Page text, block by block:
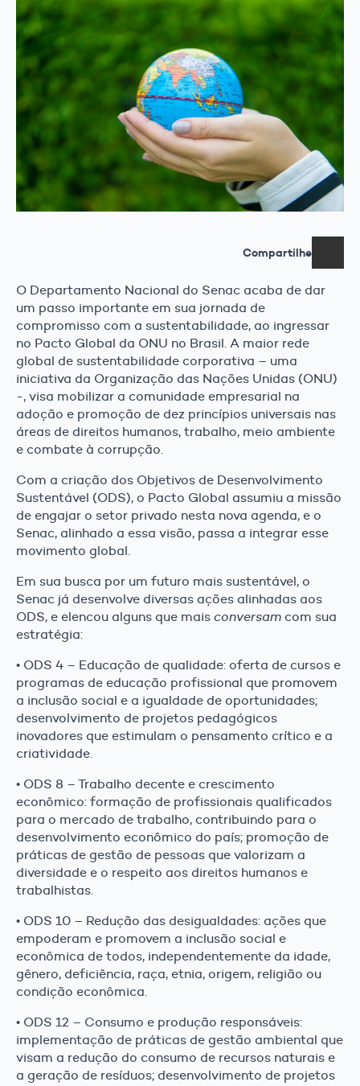
Compartilhe
O Departamento Nacional do Senac acaba de dar
um passo importante em sua jornada de
compromisso com a sustentabilidade, ao ingressar
no Pacto Global da ONU no Brasil. A maior rede
global de sustentabilidade corporativa – uma
iniciativa da Organização das Nações Unidas (ONU)
-, visa mobilizar a comunidade empresarial na
adoção e promoção de dez princípios universais nas
áreas de direitos humanos, trabalho, meio ambiente
e combate à corrupção.
Com a criação dos Objetivos de Desenvolvimento
Sustentável (ODS), o Pacto Global assumiu a missão
de engajar o setor privado nesta nova agenda, e o
Senac, alinhado a essa visão, passa a integrar esse
movimento global.
Em sua busca por um futuro mais sustentável, o
Senac já desenvolve diversas ações alinhadas aos
ODS, e elencou alguns que mais conversam com sua
estratégia:
• ODS 4 – Educação de qualidade: oferta de cursos e
programas de educação profissional que promovem
a inclusão social e a igualdade de oportunidades;
desenvolvimento de projetos pedagógicos
inovadores que estimulam o pensamento crítico e a
criatividade.
• ODS 8 – Trabalho decente e crescimento
econômico: formação de profissionais qualificados
para o mercado de trabalho, contribuindo para o
desenvolvimento econômico do país; promoção de
práticas de gestão de pessoas que valorizam a
diversidade e o respeito aos direitos humanos e
trabalhistas.
• ODS 10 – Redução das desigualdades: ações que
empoderam e promovem a inclusão social e
econômica de todos, independentemente da idade,
gênero, deficiência, raça, etnia, origem, religião ou
condição econômica.
• ODS 12 – Consumo e produção responsáveis:
implementação de práticas de gestão ambiental que
visam a redução do consumo de recursos naturais e
a geração de resíduos; desenvolvimento de projetos